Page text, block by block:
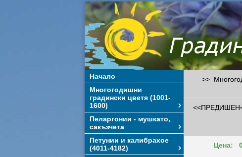
Начало
Многогодишни
градински цветя (1001-
1600)
Пеларгонии - мушкато,
сакъзчета
Петунии и калибрахое
(4011-4182)
>>
Цена: